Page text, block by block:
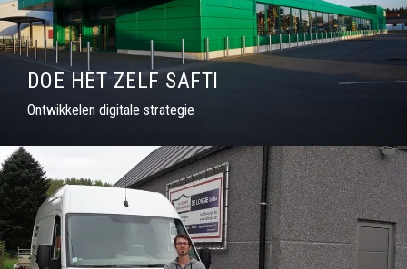
DOE HET ZELF SAFTI
Ontwikkelen digitale strategie